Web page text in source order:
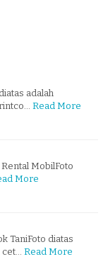
adalah
Read More
MobilFoto
More
TaniFoto diatas
Read More